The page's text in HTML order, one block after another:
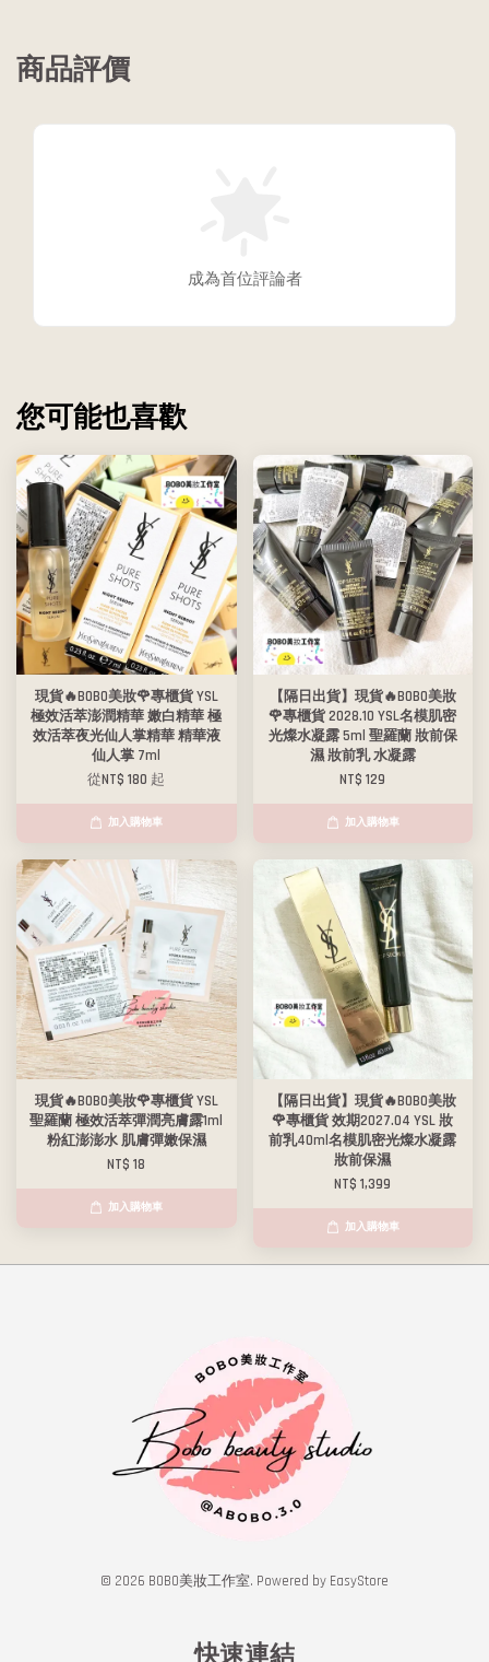
商品評價
成為首位評論者
您可能也喜歡
現貨🔥BOBO美妝🌹專櫃貨 YSL
極效活萃澎潤精華 嫩白精華 極
效活萃夜光仙人掌精華 精華液
仙人掌 7ml
從NT$ 180 起
加入購物車
【隔日出貨】現貨🔥BOBO美妝
🌹專櫃貨 2028.10 YSL名模肌密
光燦水凝露 5ml 聖羅蘭 妝前保
濕 妝前乳 水凝露
NT$ 129
加入購物車
現貨🔥BOBO美妝🌹專櫃貨 YSL
聖羅蘭 極效活萃彈潤亮膚露1ml
粉紅澎澎水 肌膚彈嫩保濕
NT$ 18
加入購物車
【隔日出貨】現貨🔥BOBO美妝
🌹專櫃貨 效期2027.04 YSL 妝
前乳40ml名模肌密光燦水凝露
妝前保濕
NT$ 1,399
加入購物車
© 2026 BOBO美妝工作室. Powered by EasyStore